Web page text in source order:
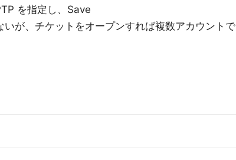
を指定し、Save
が、チケットをオープンすれば複数アカウントで